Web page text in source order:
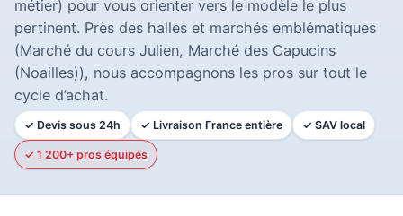
métier) pour vous orienter vers le modèle le plus
pertinent. Près des halles et marchés emblématiques
(Marché du cours Julien, Marché des Capucins
(Noailles)), nous accompagnons les pros sur tout le
cycle d’achat.
✓ Devis sous 24h ✓ Livraison France entière ✓ SAV local
✓ 1 200+ pros équipés